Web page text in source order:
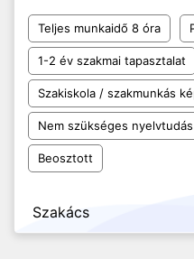
Teljes munkaidő 8 óra
1-2 év szakmai tapasztalat
Szakiskola / szakmunkás
Nem szükséges nyelvtudás
Beosztott
Szakács